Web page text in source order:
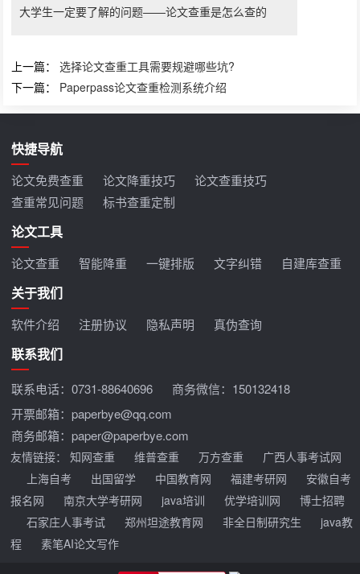
大学生一定要了解的问题——论文查重是怎么查的
上一篇：选择论文查重工具需要规避哪些坑?
下一篇： Paperpass论文查重检测系统介绍
快捷导航
论文免费查重 论文降重技巧
论文查重技巧
查重常见问题
标书查重定制
论文工具
论文查重 智能降重 一键排版 文字纠错 自建库查重
关于我们
软件介绍 注册协议 隐私声明 真伪查询
联系我们
联系电话：0731-88640696
商务微信：150132418
开票邮箱：paperbye@qq.com
商务邮箱：paper@paperbye.com
友情链接：知网查重 维普查重 万方查重
广西人事考试网
上海自考
出国留学 中国教育网 福建考研网
安徽自考
报名网
南京大学考研网 java培训 优学培训网
博士招聘
石家庄人事考试
郑州坦途教育网 非全日制研究生
java教
程
素笔AI论文写作